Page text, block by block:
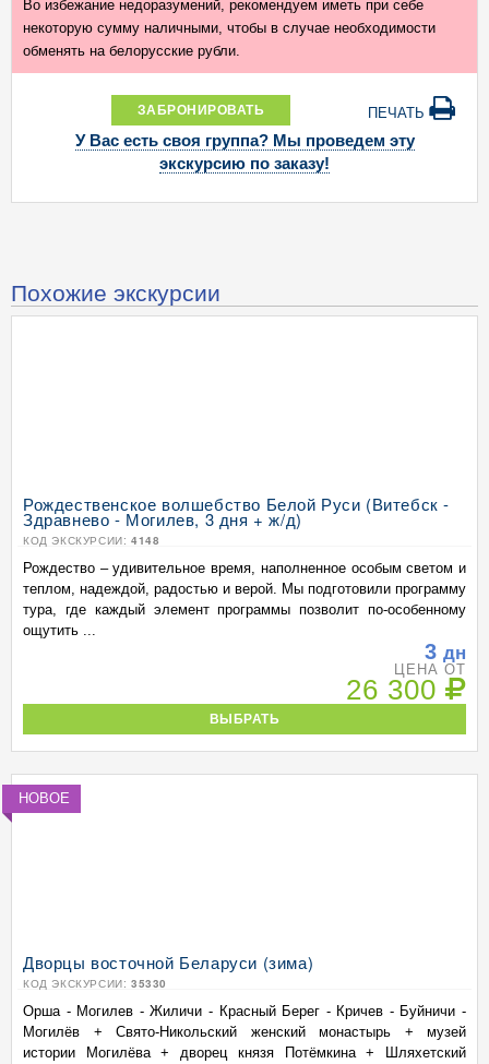
Во избежание недоразумений, рекомендуем иметь при себе
некоторую сумму наличными, чтобы в случае необходимости
обменять на белорусские рубли.
ЗАБРОНИРОВАТЬ ПЕЧАТЬ
У Вас есть своя группа? Мы проведем эту
экскурсию по заказу!
Похожие экскурсии
Рождественское волшебство Белой Руси (Витебск -
Здравнево - Могилев, 3 дня + ж/д)
КОД ЭКСКУРСИИ: 4148
Рождество – удивительное время, наполненное особым светом и
теплом, надеждой, радостью и верой. Мы подготовили программу
тура, где каждый элемент программы позволит по-особенному
ощутить ...
3 дн
ЦЕНА ОТ
26 300
ВЫБРАТЬ
НОВОЕ
Дворцы восточной Беларуси (зима)
КОД ЭКСКУРСИИ: 35330
Орша - Могилев - Жиличи - Красный Берег - Кричев - Буйничи -
Могилёв + Свято-Никольский женский монастырь + музей
истории Могилёва + дворец князя Потёмкина + Шляхетский